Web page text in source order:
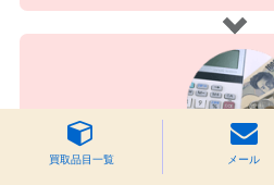
買取品目一覧 メール